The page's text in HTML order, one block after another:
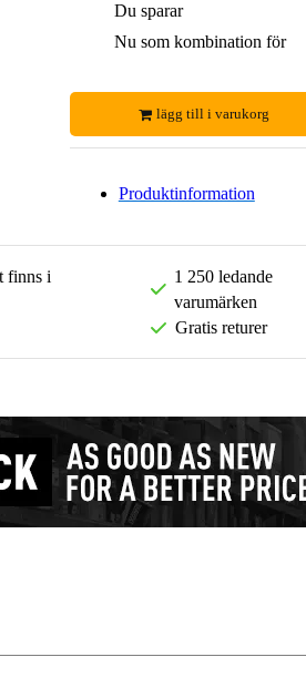
Du sparar
Nu som kombination för
lägg till i varukorg
Produktinformation
finns i
1 250 ledande
varumärken
Gratis returer